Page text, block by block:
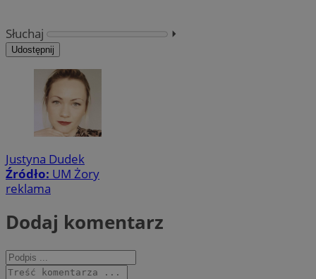
Słuchaj ⏵︎
Udostępnij
Justyna Dudek
Źródło: UM Żory
reklama
Dodaj komentarz